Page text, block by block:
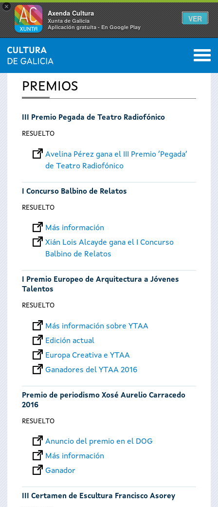
×
Axenda Cultura
Xunta de Galicia
Aplicación gratuíta - En Google Play
VER
Se
encuentra
usted
INICIO 0
PREMIOS
III Premio Pegada de Teatro Radiofónico
RESUELTO
Avelina Pérez gana el III Premio ‘Pegada’
de Teatro Radiofónico
I Concurso Balbino de Relatos
RESUELTO
Más información
Xián Lois Alcayde gana el I Concurso
Balbino de Relatos
I Premio Europeo de Arquitectura a Jóvenes
Talentos
RESUELTO
Más información sobre YTAA
Edición actual
Europa Creativa e YTAA
Ganadores del YTAA 2016
Premio de periodismo Xosé Aurelio Carracedo
2016
RESUELTO
Anuncio del premio en el DOG
Más información
Ganador
III Certamen de Escultura Francisco Asorey